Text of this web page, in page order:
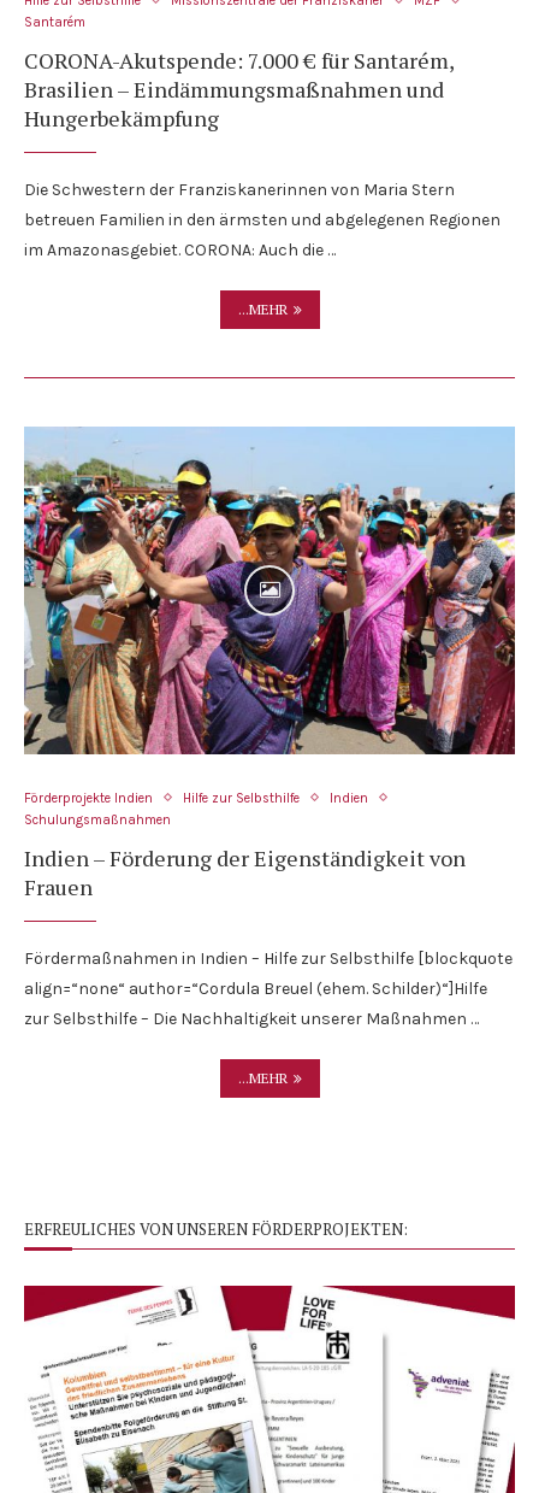
Santarém
CORONA-Akutspende: 7.000 € für Santarém,
Brasilien – Eindämmungsmaßnahmen und
Hungerbekämpfung
Die Schwestern der Franziskanerinnen von Maria Stern
betreuen Familien in den ärmsten und abgelegenen Regionen
im Amazonasgebiet. CORONA: Auch die …
...MEHR
Förderprojekte Indien Hilfe zur Selbsthilfe
Indien
Schulungsmaßnahmen
Indien – Förderung der Eigenständigkeit von
Frauen
Fördermaßnahmen in Indien – Hilfe zur Selbsthilfe [blockquote
align=“none“ author=“Cordula Breuel (ehem. Schilder)“]Hilfe
zur Selbsthilfe – Die Nachhaltigkeit unserer Maßnahmen …
...MEHR
ERFREULICHES VON UNSEREN FÖRDERPROJEKTEN: